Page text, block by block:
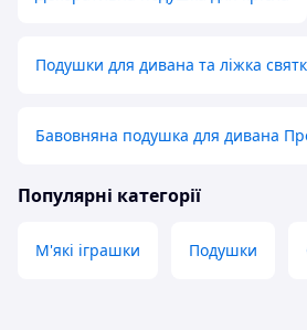
Подушки для дивана та ліжка
Бавовняна подушка для дивана
Популярні категорії
М'які іграшки Подушки